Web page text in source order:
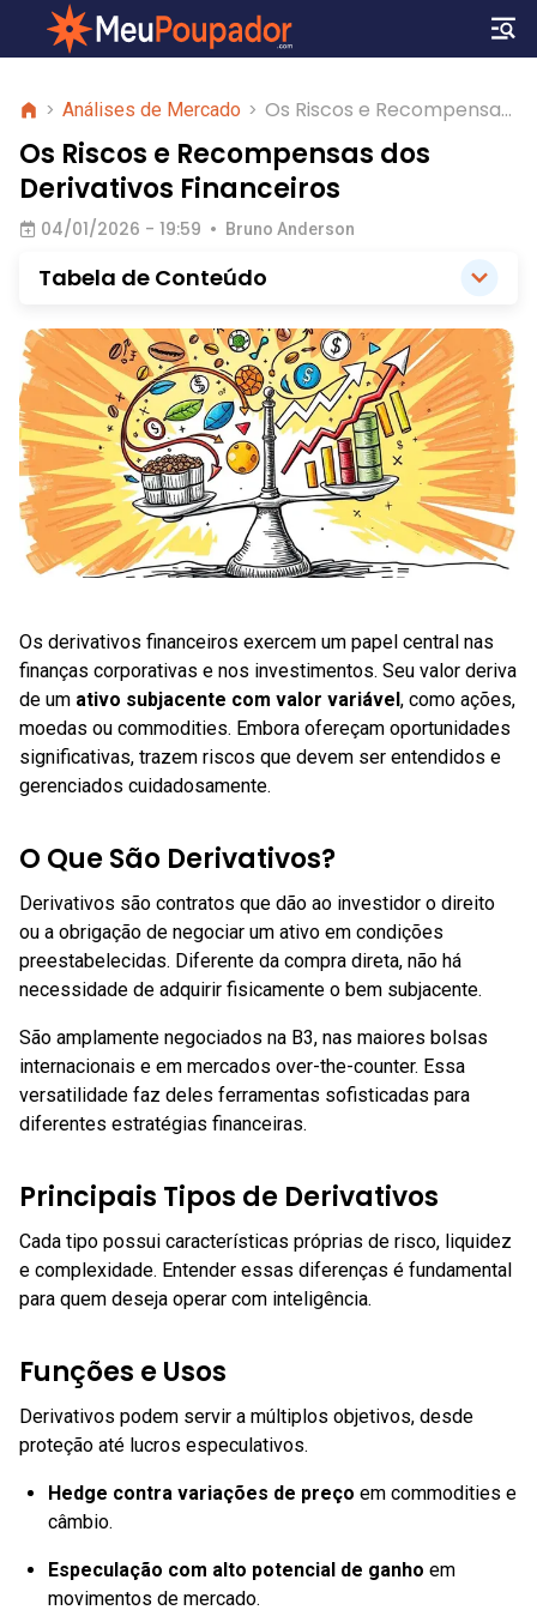
> Análises de Mercado > Os Riscos e Recompensas
dos Derivativos
Financeiros
Os Riscos e Recompensas dos
Derivativos Financeiros
04/01/2026 - 19:59 • Bruno Anderson
Tabela de Conteúdo
Os derivativos financeiros exercem um papel central nas
finanças corporativas e nos investimentos. Seu valor deriva
de um ativo subjacente com valor variável, como ações,
moedas ou commodities. Embora ofereçam oportunidades
significativas, trazem riscos que devem ser entendidos e
gerenciados cuidadosamente.
O Que São Derivativos?
Derivativos são contratos que dão ao investidor o direito
ou a obrigação de negociar um ativo em condições
preestabelecidas. Diferente da compra direta, não há
necessidade de adquirir fisicamente o bem subjacente.
São amplamente negociados na B3, nas maiores bolsas
internacionais e em mercados over-the-counter. Essa
versatilidade faz deles ferramentas sofisticadas para
diferentes estratégias financeiras.
Principais Tipos de Derivativos
Cada tipo possui características próprias de risco, liquidez
e complexidade. Entender essas diferenças é fundamental
para quem deseja operar com inteligência.
Funções e Usos
Derivativos podem servir a múltiplos objetivos, desde
proteção até lucros especulativos.
Hedge contra variações de preço em commodities e
câmbio.
Especulação com alto potencial de ganho em
movimentos de mercado.